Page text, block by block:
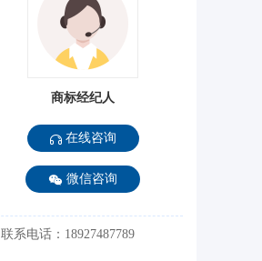
商标经纪人
在线咨询
微信咨询
联系电话：18927487789